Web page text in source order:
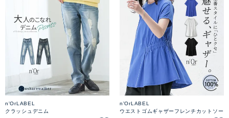
n'OrLABEL
クラッシュデニム
n'OrLABEL
ウエストゴムギャザーフレンチカットソー